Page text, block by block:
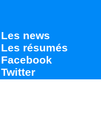
Les news
Les résumés
Facebook
Twitter